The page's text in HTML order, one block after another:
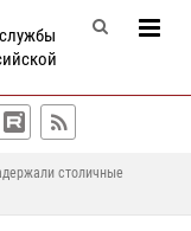
столичные